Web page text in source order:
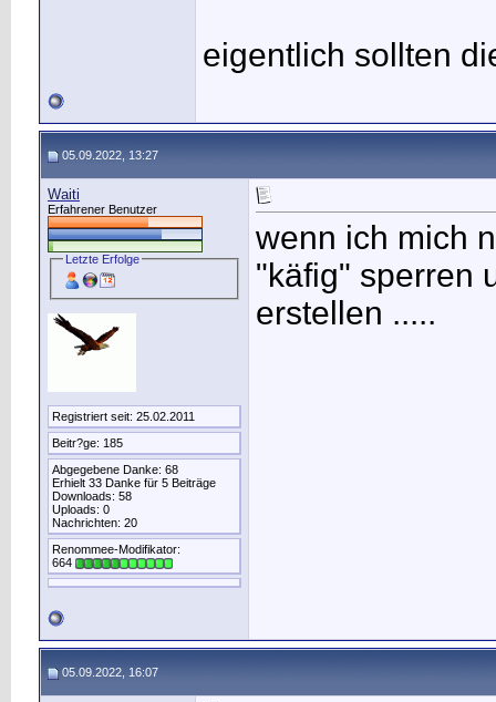
eigentlich sollten
05.09.2022, 13:27
Waiti
Erfahrener Benutzer
Letzte Erfolge
Registriert seit: 25.02.2011
Beitr?ge: 185
Abgegebene Danke: 68
Erhielt 33 Danke für 5 Beiträge
Downloads: 58
Uploads: 0
Nachrichten: 20
Renommee-Modifikator:
664
wenn ich mich
"käfig" sperren
erstellen .....
05.09.2022, 16:07